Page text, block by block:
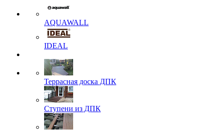
AQUAWALL
IDEAL
Террасная доска ДПК
Ступени из ДПК